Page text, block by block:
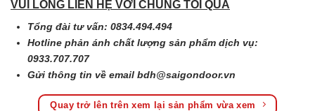
VUI LÒNG LIÊN HỆ VỚI CHÚNG TÔI QUA
Tổng đài tư vấn: 0834.494.494
Hotline phản ánh chất lượng sản phẩm dịch vụ:
0933.707.707
Gửi thông tin về emailbdh@saigondoor.vn
Quay trở lên trên xem lại sản phẩm vừa xem